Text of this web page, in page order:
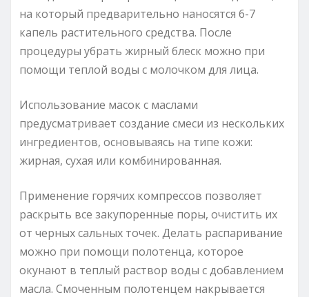
на который предварительно наносятся 6-7
капель растительного средства. После
процедуры убрать жирный блеск можно при
помощи теплой воды с молочком для лица.
Использование масок с маслами
предусматривает создание смеси из нескольких
ингредиентов, основываясь на типе кожи:
жирная, сухая или комбинированная.
Применение горячих компрессов позволяет
раскрыть все закупоренные поры, очистить их
от черных сальных точек. Делать распаривание
можно при помощи полотенца, которое
окунают в теплый раствор воды с добавлением
масла. Смоченным полотенцем накрывается